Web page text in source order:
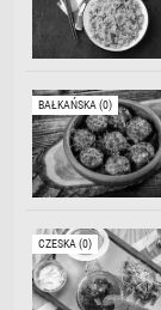
BAŁKAŃSKA (0)
CZESKA (0)